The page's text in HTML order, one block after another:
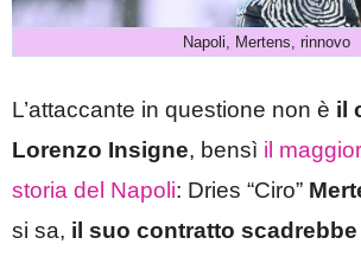
Napoli, Mertens, rinnovo
L’attaccante in questione non è il
Lorenzo Insigne, bensì il
storia del Napoli: Dries “Ciro”
si sa, il suo contratto scadrebbe